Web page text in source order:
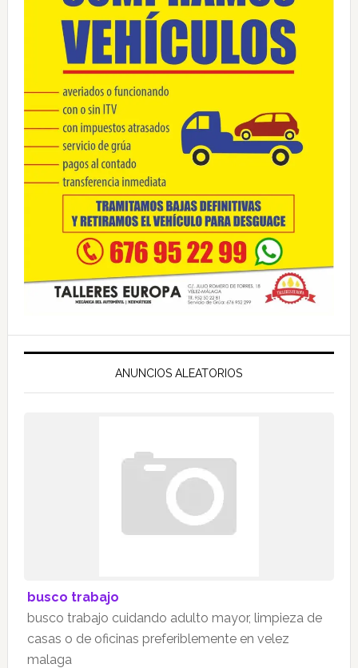
ANUNCIOS ALEATORIOS
busco trabajo
busco trabajo cuidando adulto mayor, limpieza de
casas o de oficinas preferiblemente en velez
malaga